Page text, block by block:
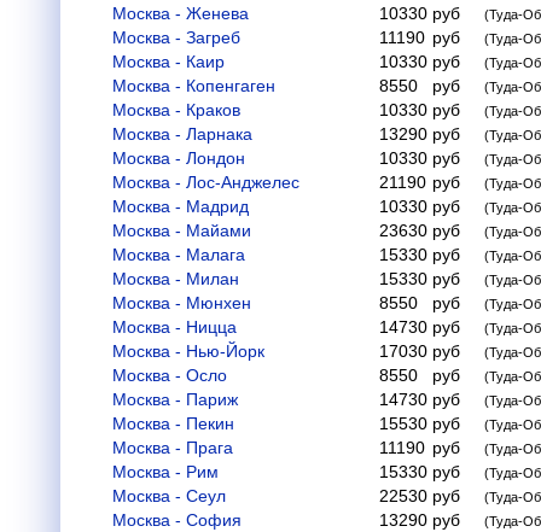
Москва - Женева 10330 руб (Туда-
Москва - Загреб 11190 руб (Туда-
Москва - Каир 10330 руб (Туда-
Москва - Копенгаген 8550 руб (Туда-
Москва - Краков 10330 руб (Туда-
Москва - Ларнака 13290 руб (Туда-
Москва - Лондон 10330 руб (Туда-
Москва - Лос-Анджелес 21190 руб (Туда-
Москва - Мадрид 10330 руб (Туда-
Москва - Майами 23630 руб (Туда-
Москва - Малага 15330 руб (Туда-
Москва - Милан 15330 руб (Туда-
Москва - Мюнхен 8550 руб (Туда-
Москва - Ницца 14730 руб (Туда-
Москва - Нью-Йорк 17030 руб (Туда-
Москва - Осло 8550 руб (Туда-
Москва - Париж 14730 руб (Туда-
Москва - Пекин 15530 руб (Туда-
Москва - Прага 11190 руб (Туда-
Москва - Рим 15330 руб (Туда-
Москва - Сеул 22530 руб (Туда-
Москва - София 13290 руб (Туда-